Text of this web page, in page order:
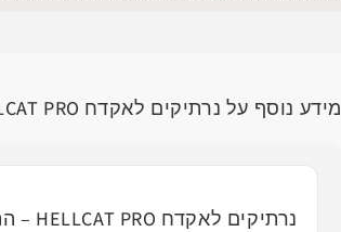
מידע נוסף על נרתיקים לאקדח HELLCAT PRO | נרתיק פנימי להלקט פרו | נרתיק חיצוני
נרתיקים לאקדח HELLCAT PRO – התאמה מושלמת לביצועים מקסימליים